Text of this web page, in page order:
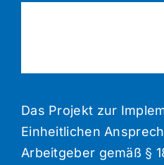
Das Projekt zur
Einheitlichen
Arbeitgeber gemäß §